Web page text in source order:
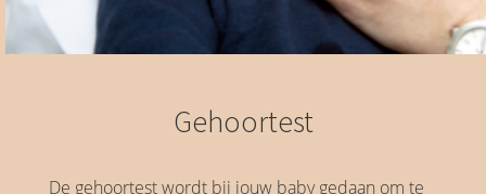
Gehoortest
De gehoortest wordt bij jouw baby gedaan om te